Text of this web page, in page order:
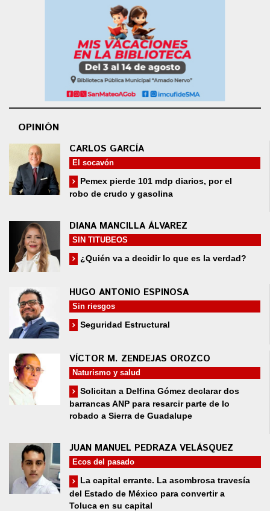
OPINIÓN
CARLOS GARCÍA
El socavón
Pemex pierde 101 mdp diarios, por el
robo de crudo y gasolina
DIANA MANCILLA ÁLVAREZ
SIN TITUBEOS
¿Quién va a decidir lo que es la verdad?
HUGO ANTONIO ESPINOSA
Sin riesgos
Seguridad Estructural
VÍCTOR M. ZENDEJAS OROZCO
Naturismo y salud
Solicitan a Delfina Gómez declarar dos
barrancas ANP para resarcir parte de lo
robado a Sierra de Guadalupe
JUAN MANUEL PEDRAZA VELÁSQUEZ
Ecos del pasado
La capital errante. La asombrosa travesía
del Estado de México para convertir a
Toluca en su capital